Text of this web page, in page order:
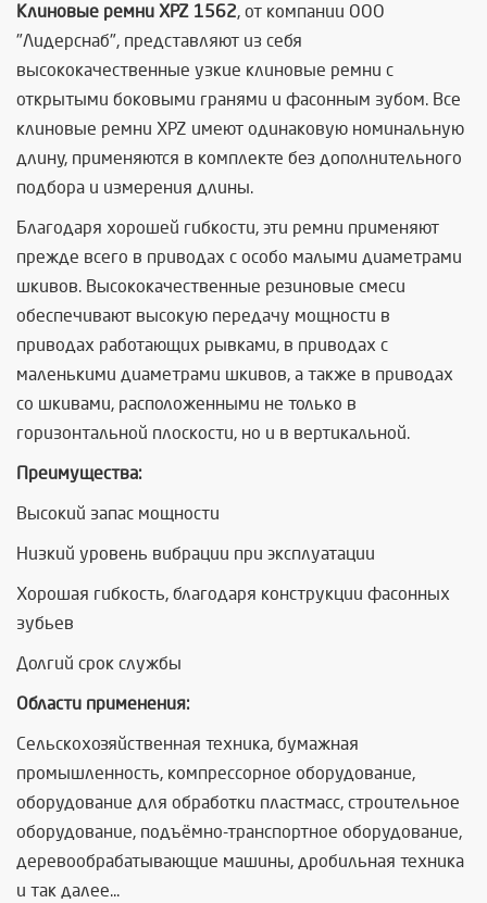
Клиновые ремни XPZ 1562, от компании ООО
"Лидерснаб", представляют из себя
высококачественные узкие клиновые ремни с
открытыми боковыми гранями и фасонным зубом. Все
клиновые ремни XPZ имеют одинаковую номинальную
длину, применяются в комплекте без дополнительного
подбора и измерения длины.
Благодаря хорошей гибкости, эти ремни применяют
прежде всего в приводах с особо малыми диаметрами
шкивов. Высококачественные резиновые смеси
обеспечивают высокую передачу мощности в
приводах работающих рывками, в приводах с
маленькими диаметрами шкивов, а также в приводах
со шкивами, расположенными не только в
горизонтальной плоскости, но и в вертикальной.
Преимущества:
Высокий запас мощности
Низкий уровень вибрации при эксплуатации
Хорошая гибкость, благодаря конструкции фасонных
зубьев
Долгий срок службы
Области применения:
Сельскохозяйственная техника, бумажная
промышленность, компрессорное оборудование,
оборудование для обработки пластмасс, строительное
оборудование, подъёмно-транспортное оборудование,
деревообрабатывающие машины, дробильная техника
и так далее...